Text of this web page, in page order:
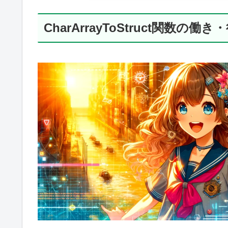
CharArrayToStruct関数の働き